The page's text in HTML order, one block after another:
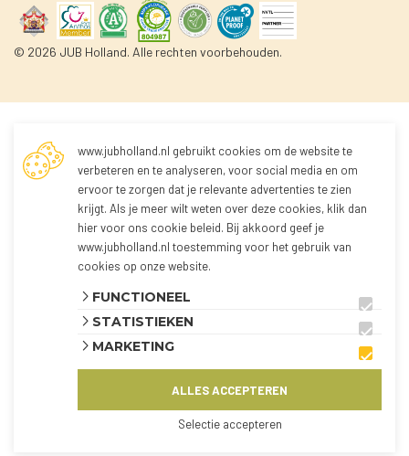
© 2026 JUB Holland. Alle rechten voorbehouden.
Niet ingelogd
U bent nog niet ingelogd!
Doordat u niet bent ingelogd kunt u geen
producten bestellen.
Via onderstaande knop kunt u inloggen in de
De webshop is momenteel alleen beschikbaar
voor klanten uit Nederland en België.
www.jubholland.nl gebruikt cookies om de website te
verbeteren en te analyseren, voor social media en om
ervoor te zorgen dat je relevante advertenties te zien
krijgt. Als je meer wilt weten over deze cookies, klik dan
hier voor ons cookie beleid. Bij akkoord geef je
www.jubholland.nl toestemming voor het gebruik van
cookies op onze website.
FUNCTIONEEL
STATISTIEKEN
MARKETING
Selectie accepteren
ALLES ACCEPTEREN